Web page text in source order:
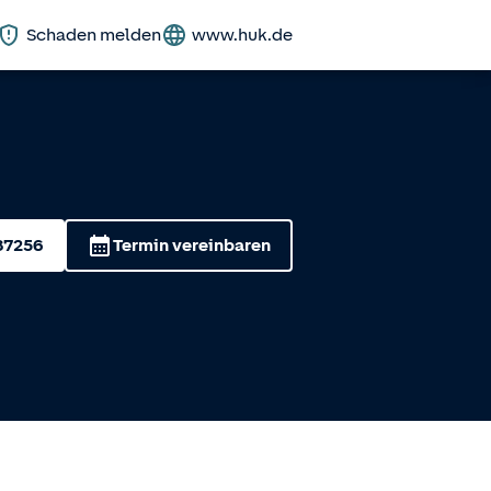
Schaden melden www.huk.de
Termin vereinbaren